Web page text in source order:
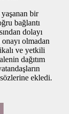
bir
bağlantı
dolayı
olmadan
ve yetkili
dağıtım
ekledi.